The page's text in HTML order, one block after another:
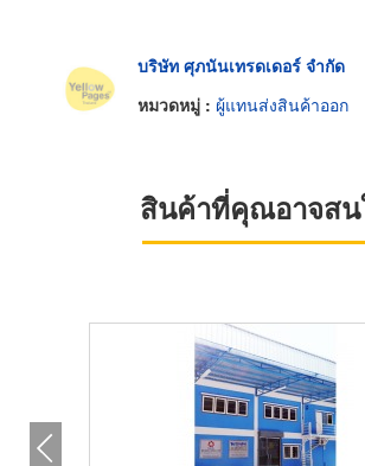
บริษัท ศุภนันเทรดเดอร์ จำกัด
หมวดหมู่ : ผู้แทนส่งสินค้าออก
สินค้าที่คุณอาจสน